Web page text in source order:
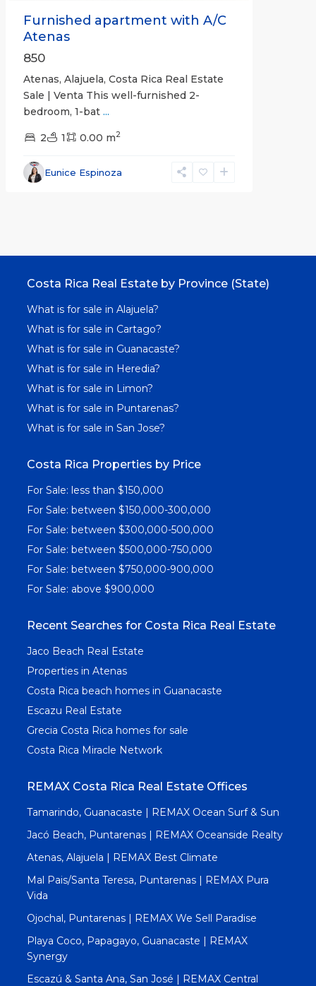
Furnished apartment with A/C
Atenas
850
Atenas, Alajuela, Costa Rica Real Estate
Sale | Venta This well-furnished 2-
bedroom, 1-bat ...
2 1 0.00 m2
Eunice Espinoza
Costa Rica Real Estate by Province (State)
What is for sale in Alajuela?
What is for sale in Cartago?
What is for sale in Guanacaste?
What is for sale in Heredia?
What is for sale in Limon?
What is for sale in Puntarenas?
What is for sale in San Jose?
Costa Rica Properties by Price
For Sale: less than $150,000
For Sale: between $150,000-300,000
For Sale: between $300,000-500,000
For Sale: between $500,000-750,000
For Sale: between $750,000-900,000
For Sale: above $900,000
Recent Searches for Costa Rica Real Estate
Jaco Beach Real Estate
Properties in Atenas
Costa Rica beach homes in Guanacaste
Escazu Real Estate
Grecia Costa Rica homes for sale
Costa Rica Miracle Network
REMAX Costa Rica Real Estate Offices
Tamarindo, Guanacaste | REMAX Ocean Surf & Sun
Jacó Beach, Puntarenas | REMAX Oceanside Realty
Atenas, Alajuela | REMAX Best Climate
Mal Pais/Santa Teresa, Puntarenas | REMAX Pura
Vida
Ojochal, Puntarenas | REMAX We Sell Paradise
Playa Coco, Papagayo, Guanacaste | REMAX
Synergy
Escazú & Santa Ana, San José | REMAX Central